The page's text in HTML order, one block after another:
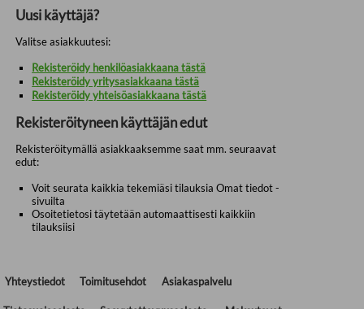
Uusi käyttäjä?
Valitse asiakkuutesi:
Rekisteröidy henkilöasiakkaana tästä
Rekisteröidy yritysasiakkaana tästä
Rekisteröidy yhteisöasiakkaana tästä
Rekisteröityneen käyttäjän edut
Rekisteröitymällä asiakkaaksemme saat mm. seuraavat
edut:
Voit seurata kaikkia tekemiäsi tilauksia Omat tiedot -
sivuilta
Osoitetietosi täytetään automaattisesti kaikkiin
tilauksiisi
Yhteystiedot Toimitusehdot Asiakaspalvelu